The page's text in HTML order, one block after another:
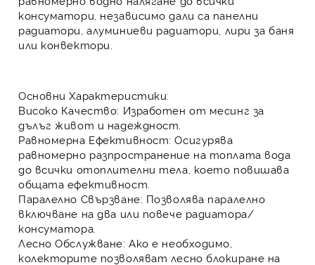
консуматори, независимо дали са панелни
радиатори ,алуминиеви радиатори лири за баня
или конвектори
Основни Характеристики:
Високо Качество: Изработен от месинг за
дълъг живот и надеждност.
Равномерна Ефективност: Осигурява
равномерно разпространение на топлата вода
до всички отоплителни тела, което повишава
общата ефективност.
Паралелно Свързване: Позволява паралелно
включване на два или повече радиатора/
консуматора.
Лесно Обслужване: Ако е необходимо,
колекторите позволяват лесно блокиране на